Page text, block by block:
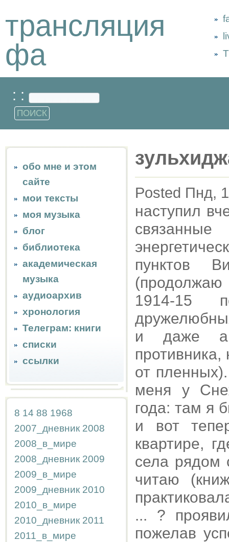
трансляция
фа
: :
обо мне и этом
сайте
мои тексты
моя музыка
блог
библиотека
академическая
музыка
аудиоархив
хронология
Телеграм: книги
списки
ссылки
8 14 88 1968
2007_дневник 2008
2008_в_мире
2008_дневник 2009
2009_в_мире
2009_дневник 2010
2010_в_мире
2010_дневник 2011
2011_в_мире
Posted Пнд,
наступил
пунктов
1914-15
и даже
от
меня у
года: там я
и вот
квартире,
села рядом
читаю
... ?
пожелав